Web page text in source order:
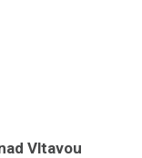
Vltavou